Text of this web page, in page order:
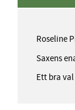
Roseline
Saxens
Ett bra